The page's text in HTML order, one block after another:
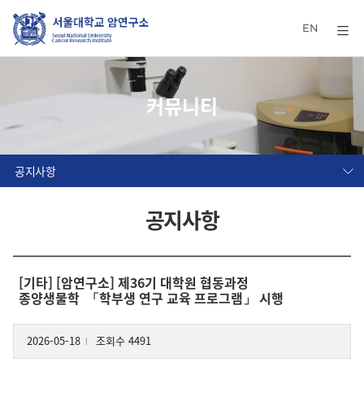
EN
커뮤니티
공지사항
공지사항
[기타] [암연구소] 제36기 대학원 협동과정
종양생물학 「학부생 연구 교육 프로그램」 시행
2026-05-18 조회수 4491